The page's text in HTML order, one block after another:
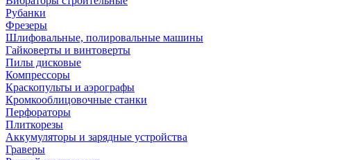
Рубанки
Фрезеры
Шлифовальные, полировальные машины
Гайковерты и винтоверты
Пилы дисковые
Компрессоры
Краскопульты и аэрографы
Кромкооблицовочные станки
Перфораторы
Плиткорезы
Аккумуляторы и зарядные устройства
Граверы